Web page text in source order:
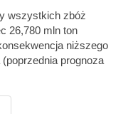
wszystkich zbóż
26,780 mln ton
niższego
prognoza